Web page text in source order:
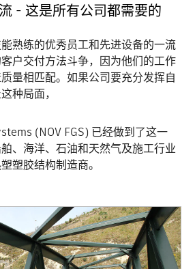
- 这是所有公司都需要的
熟练的优秀员工和先进设备的一流
户交付方法斗争，因为他们的工作
量相匹配。如果公司要充分发挥自
种局面，
(NOV FGS) 已经做到了这一
、海洋、石油和天然气及施工行业
塑胶结构制造商。